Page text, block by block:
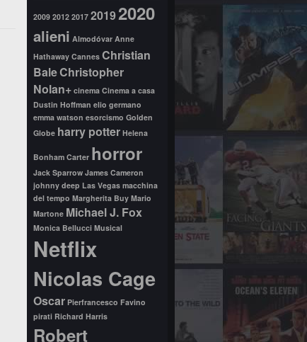
2009 2012 2017 20192020
alieni Almodóvar Anne
Hathaway Cannes Christian
BaleChristopher
Nolan+ cinema Cinema a casa
Dustin Hoffman elio germano
emma watson esorcismo Golden
Globe harry potter Helena
Bonham Carter horror
Jack Sparrow James Cameron
johnny deep Las Vegas macchina
del tempo Margherita Buy Mario
Martone Michael J. Fox
Monica Bellucci Musical
Netflix
Nicolas Cage
Oscar Pierfrancesco Favino
pirati Richard Harris
Robert